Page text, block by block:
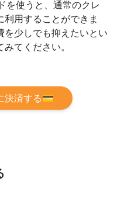
を使うと、通常のクレ
用することができま
を少しでも抑えたいとい
てください。
決済する💳